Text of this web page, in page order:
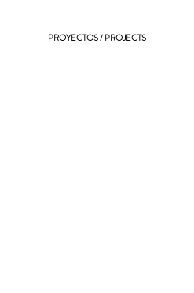
PROYECTOS / PROJECTS